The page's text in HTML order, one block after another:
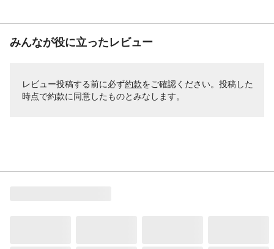
みんなが役に立ったレビュー
レビュー投稿する前に必ず約款をご確認ください。投稿した
時点で約款に同意したものとみなします。